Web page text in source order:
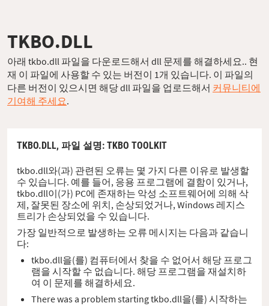
TKBO.DLL
아래 tkbo.dll 파일을 다운로드해서 dll 문제를 해결하세요.. 현
재 이 파일에 사용할 수 있는 버전이 1개 있습니다. 이 파일의
다른 버전이 있으시면 해당 dll 파일을 업로드해서 커뮤니티에
기여해 주세요.
TKBO.DLL, 파일 설명: TKBO TOOLKIT
tkbo.dll와(과) 관련된 오류는 몇 가지 다른 이유로 발생할
수 있습니다. 예를 들어, 응용 프로그램에 결함이 있거나,
tkbo.dll이(가) PC에 존재하는 악성 소프트웨어에 의해 삭
제, 잘못된 장소에 위치, 손상되었거나, Windows 레지스
트리가 손상되었을 수 있습니다.
가장 일반적으로 발생하는 오류 메시지는 다음과 같습니
다:
tkbo.dll을(를) 컴퓨터에서 찾을 수 없어서 해당 프로그
램을 시작할 수 없습니다. 해당 프로그램을 재설치하
여 이 문제를 해결하세요.
There was a problem starting tkbo.dll을(를) 시작하는